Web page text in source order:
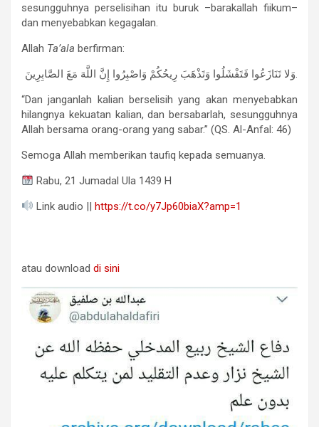
sesungguhnya perselisihan itu buruk –barakallah fiikum–
dan menyebabkan kegagalan.
Allah Ta’ala berfirman:
وَلا تَنَازَعُوا فَتَفْشَلُوا وَتَذْهَبَ رِيحُكُمْ وَاصْبِرُوا إِنَّ اللَّهَ مَعَ الصَّابِرِينَ.
“Dan janganlah kalian berselisih yang akan menyebabkan
hilangnya kekuatan kalian, dan bersabarlah, sesungguhnya
Allah bersama orang-orang yang sabar.” (QS. Al-Anfal: 46)
Semoga Allah memberikan taufiq kepada semuanya.
Rabu, 21 Jumadal Ula 1439 H
Link audio ||https://t.co/y7Jp60biaX?amp=1
atau download di sini